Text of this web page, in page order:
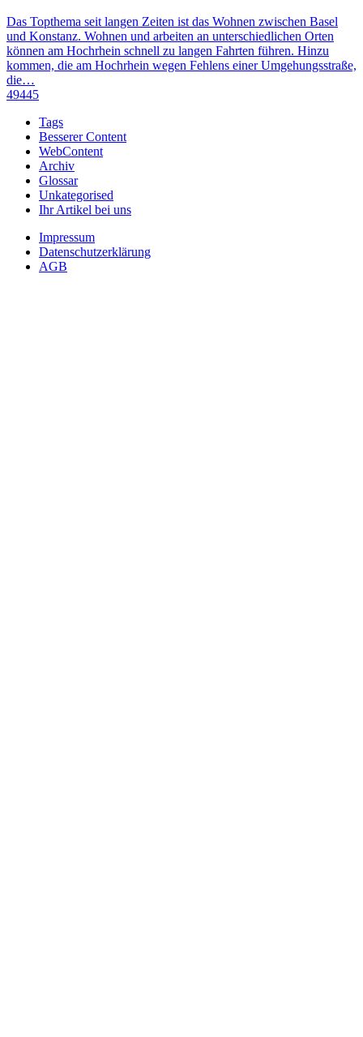
Das Topthema seit langen Zeiten ist das Wohnen zwischen Basel
und Konstanz. Wohnen und arbeiten an unterschiedlichen Orten
können am Hochrhein schnell zu langen Fahrten führen. Hinzu
kommen, die am Hochrhein wegen Fehlens einer Umgehungsstraße,
die…
49445
Tags
Besserer Content
WebContent
Archiv
Glossar
Unkategorised
Ihr Artikel bei uns
Impressum
Datenschutzerklärung
AGB